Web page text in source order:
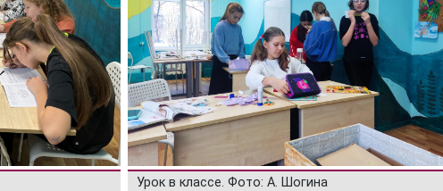
Урок в классе. Фото: А. Шогина